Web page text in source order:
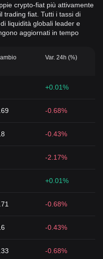
crypto-fiat più attivamente
trading fiat. Tutti i tassi di
liquidità globali leader e
aggiornati in tempo
Var. 24h (%)
+0.01%
-0.68%
-0.43%
-2.17%
+0.01%
-0.68%
-0.43%
-0.68%